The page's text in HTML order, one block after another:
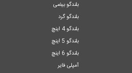
بلندگو بیضی
بلندگو گرد
بلندگو 4 اینچ
بلندگو 5 اینچ
بلندگو 6 اینچ
آمپلی فایر